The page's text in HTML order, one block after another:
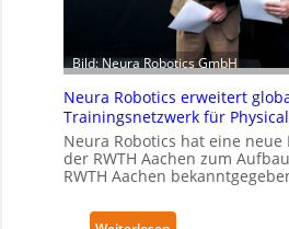
l
t
S
e
c
u
r
i
y
Bild: Neura Robotics GmbH
Neura Robotics erweitert
Trainingsnetzwerk für
Neura Robotics hat eine
der RWTH Aachen zum
RWTH Aachen